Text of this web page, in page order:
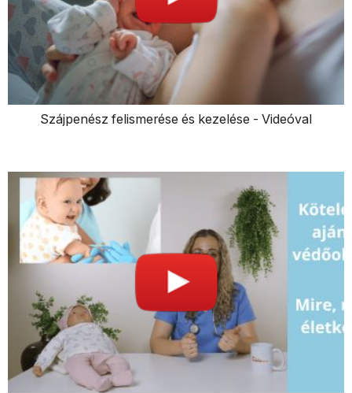
Szájpenész felismerése és kezelése - Videóval